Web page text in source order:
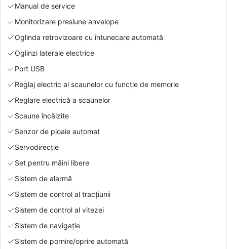
Manual de service
Monitorizare presiune anvelope
Oglinda retrovizoare cu întunecare automată
Oglinzi laterale electrice
Port USB
Reglaj electric al scaunelor cu funcție de memorie
Reglare electrică a scaunelor
Scaune încălzite
Senzor de ploaie automat
Servodirecție
Set pentru mâini libere
Sistem de alarmă
Sistem de control al tracțiunii
Sistem de control al vitezei
Sistem de navigație
Sistem de pornire/oprire automată